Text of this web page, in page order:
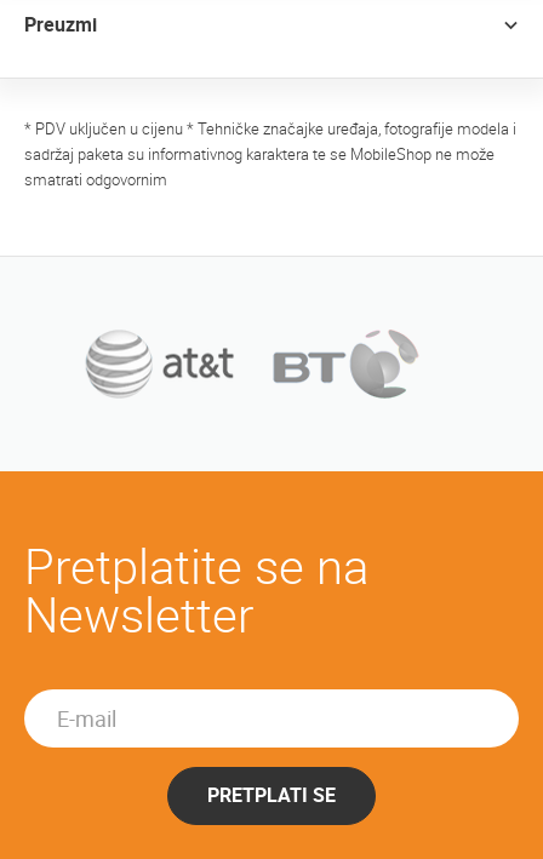
Preuzmi
* PDV uključen u cijenu * Tehničke značajke uređaja, fotografije modela i
sadržaj paketa su informativnog karaktera te se MobileShop ne može
smatrati odgovornim
Pretplatite se na
Newsletter
PRETPLATI SE